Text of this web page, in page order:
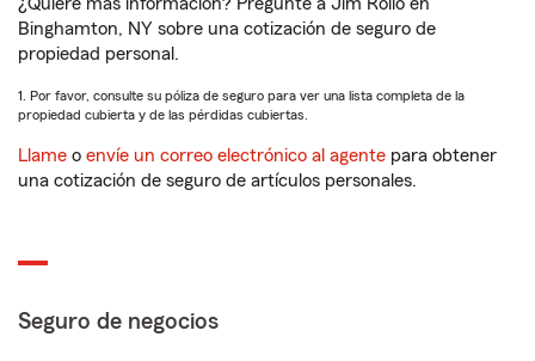
Binghamton, NY sobre una cotización de seguro de
propiedad personal.
1. Por favor, consulte su póliza de seguro para ver una lista completa de la
propiedad cubierta y de las pérdidas cubiertas.
Llame o envíe un correo electrónico al agente para obtener
una cotización de seguro de artículos personales.
Seguro de negocios